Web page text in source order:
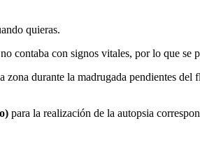
quieras.
contaba con signos vitales, por lo que se
durante la madrugada pendientes
para la realización de la autopsia